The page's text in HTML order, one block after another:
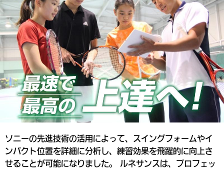
ソニーの先進技術の活用によって、スイングフォームやイ
ンパクト位置を詳細に分析し、練習効果を飛躍的に向上さ
せることが可能になりました。 ルネサンスは、プロフェッ